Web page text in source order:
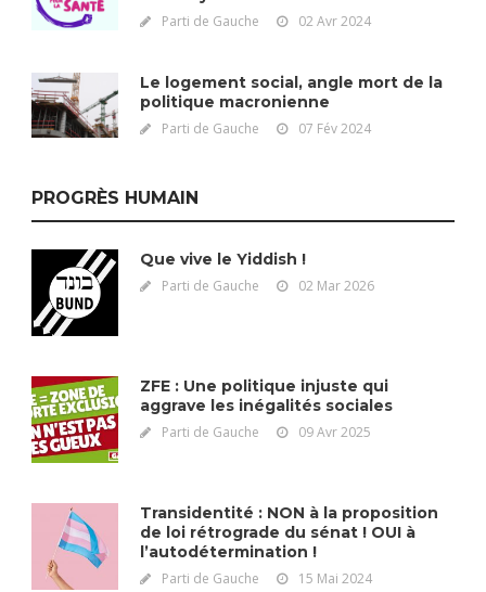
Parti de Gauche 02 Avr 2024
Le logement social, angle mort de la
politique macronienne
Parti de Gauche 07 Fév 2024
PROGRÈS HUMAIN
Que vive le Yiddish !
Parti de Gauche 02 Mar 2026
ZFE : Une politique injuste qui
aggrave les inégalités sociales
Parti de Gauche 09 Avr 2025
Transidentité : NON à la proposition
de loi rétrograde du sénat ! OUI à
l’autodétermination !
Parti de Gauche 15 Mai 2024